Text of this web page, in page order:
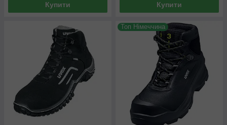
Купити Купити
Топ Німеччина